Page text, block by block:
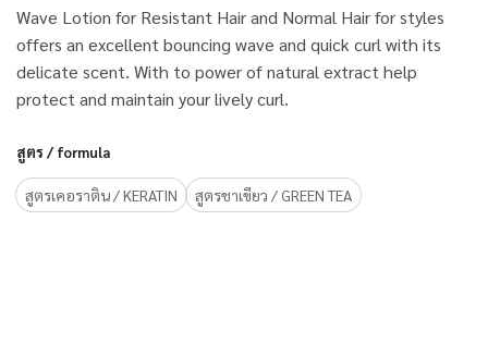
Wave Lotion for Resistant Hair and Normal Hair for styles
offers an excellent bouncing wave and quick curl with its
delicate scent. With to power of natural extract help
protect and maintain your lively curl.
สูตร / formula
สูตรเคอราติน / KERATIN สูตรชาเขียว / GREEN TEA